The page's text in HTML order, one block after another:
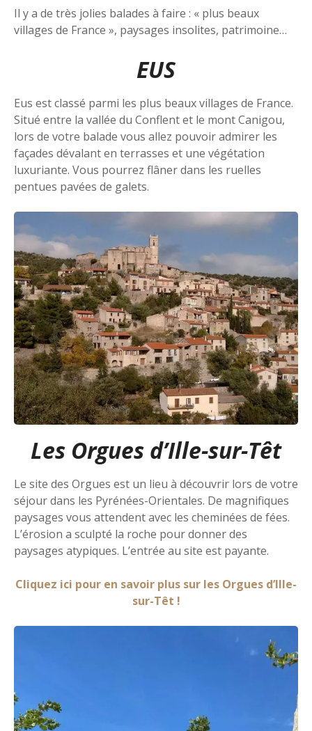
Il y a de très jolies balades à faire : « plus beaux
villages de France », paysages insolites, patrimoine…
EUS
Eus est classé parmi les plus beaux villages de France.
Situé entre la vallée du Conflent et le mont Canigou,
lors de votre balade vous allez pouvoir admirer les
façades dévalant en terrasses et une végétation
luxuriante. Vous pourrez flâner dans les ruelles
pentues pavées de galets.
Les Orgues d’Ille-sur-Têt
Le site des Orgues est un lieu à découvrir lors de votre
séjour dans les Pyrénées-Orientales. De magnifiques
paysages vous attendent avec les cheminées de fées.
L’érosion a sculpté la roche pour donner des
paysages atypiques. L’entrée au site est payante.
Cliquez ici pour en savoir plus sur les Orgues d’Ille-
sur-Têt !